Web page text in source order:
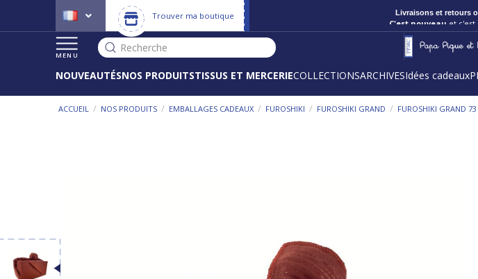
Trouver ma boutique C'est nouveau et c'est
MENU
Recherche
NOUVEAUTÉSNOS PRODUITSTISSUS ET MERCERIECOLLECTIONSARCHIVESIdées cadeaux
ACCUEIL / NOS PRODUITS / EMBALLAGES CADEAUX / FUROSHIKI / FUROSHIKI GRAND / FUROSHIKI GRAND